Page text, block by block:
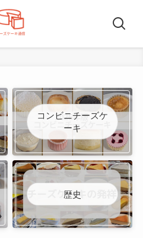
コンビニチーズケ
ーキ
歴史